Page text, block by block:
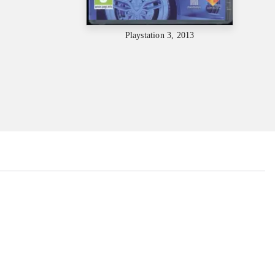
Playstation 3, 2013